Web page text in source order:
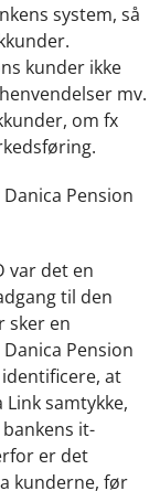
system, så
kunder ikke
mv.
om fx
Pension
var det en
til den
sker en
Pension
at
samtykke,
it-
er det
kunderne, før